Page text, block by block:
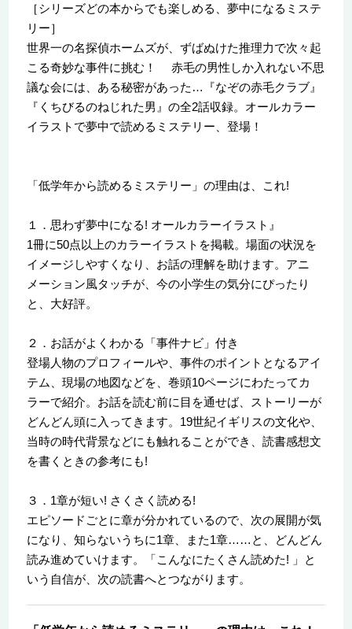
［シリーズどの本からでも楽しめる、夢中になるミステ
リー］
世界一の名探偵ホームズが、ずばぬけた推理力で次々起
こる奇妙な事件に挑む！ 赤毛の男性しか入れない不思
議な会には、ある秘密があった…『なぞの赤毛クラブ』
『くちびるのねじれた男』の全2話収録。オールカラー
イラストで夢中で読めるミステリー、登場！
「低学年から読めるミステリー」の理由は、これ!
１．思わず夢中になる! オールカラーイラスト』
1冊に50点以上のカラーイラストを掲載。場面の状況を
イメージしやすくなり、お話の理解を助けます。アニ
メーション風タッチが、今の小学生の気分にぴったり
と、大好評。
２．お話がよくわかる「事件ナビ」付き
登場人物のプロフィールや、事件のポイントとなるアイ
テム、現場の地図などを、巻頭10ページにわたってカ
ラーで紹介。お話を読む前に目を通せば、ストーリーが
どんどん頭に入ってきます。19世紀イギリスの文化や、
当時の時代背景などにも触れることができ、読書感想文
を書くときの参考にも!
３．1章が短い! さくさく読める!
エピソードごとに章が分かれているので、次の展開が気
になり、知らないうちに1章、また1章……と、どんどん
読み進めていけます。「こんなにたくさん読めた! 」と
いう自信が、次の読書へとつながります。